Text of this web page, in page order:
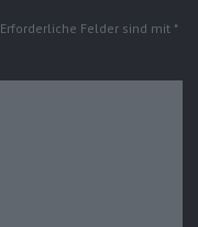
Erforderliche Felder sind mit *